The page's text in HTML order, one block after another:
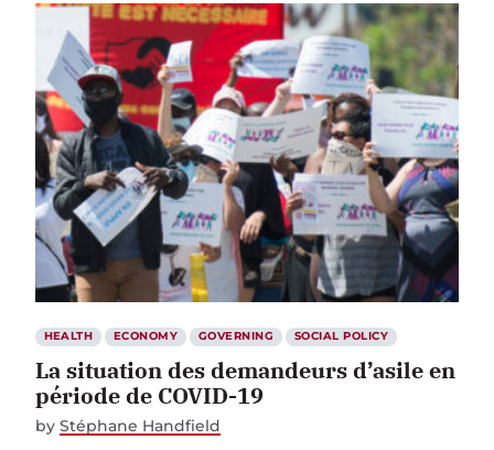
HEALTH ECONOMY GOVERNING SOCIAL POLICY
La situation des demandeurs d’asile en
période de COVID-19
by Stéphane Handfield